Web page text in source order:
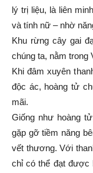
lý trị liệu, là liên
và tính nữ – nhờ
Khu rừng cây gai
chúng ta, nằm trong
Khi đâm xuyên
độc ác, hoàng tử
mãi.
Giống như hoàng
gặp gỡ tiềm năng
vết thương. Với
chỉ có thể đạt được